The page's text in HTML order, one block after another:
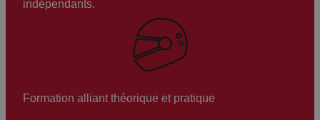
indépendants.
Formation alliant théorique et pratique